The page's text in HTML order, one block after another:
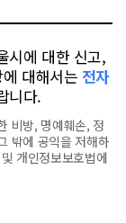
시에 대한 신고,
대해서는 전자
니다.
비방, 명예훼손, 정
밖에 공익을 저해하
개인정보보호법에